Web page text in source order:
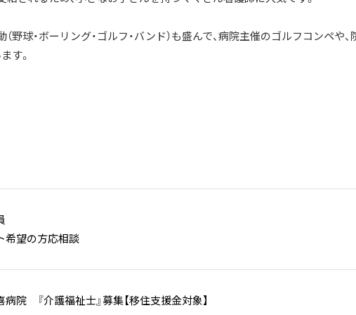
野球・ボーリング・ゴルフ・バンド）も盛んで、病院主催のゴルフコンペや、
す。
希望の方応相談
病院 『介護福祉士』募集【移住支援金対象】